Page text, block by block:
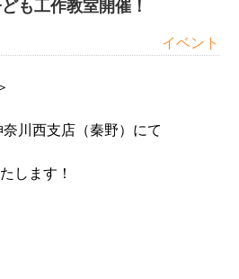
も工作教室開催！
イベント
川西支店（秦野）にて
します！